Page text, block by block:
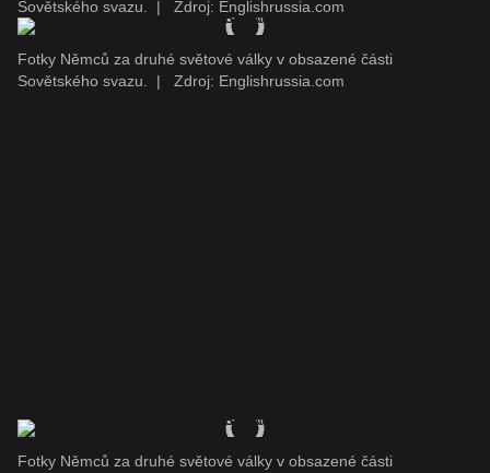
Sovětského svazu.
| Zdroj: Englishrussia.com
Fotky Němců za druhé světové války v obsazené části
Sovětského svazu.
| Zdroj: Englishrussia.com
Fotky Němců za druhé světové války v obsazené části